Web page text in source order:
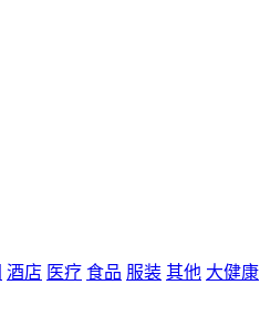
酒店 医疗 食品 服装 其他 大健康